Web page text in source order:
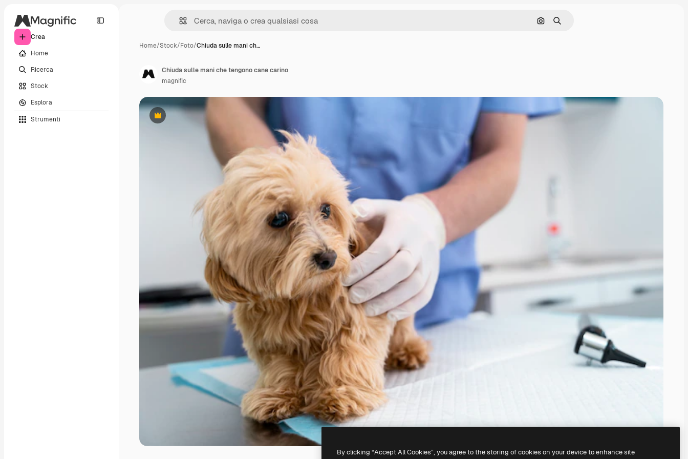
Crea
Home
Ricerca
Stock
Esplora
Strumenti
Cerca per immagine
Ricerca
Home/Stock/Foto/Chiuda sulle mani ch…
Premium
Chiuda sulle mani che tengono cane carino
magnific
By clicking “Accept All Cookies”, you agree to the storing of cookies on your device to enhance site